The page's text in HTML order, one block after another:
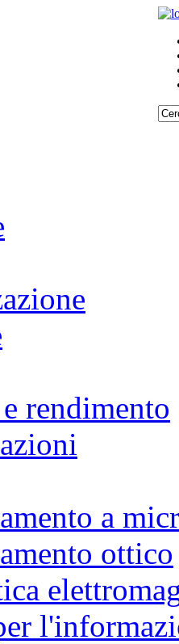
rendimento
a
ottico